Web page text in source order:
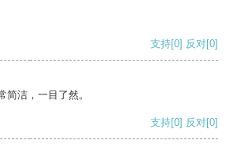
支持[0] 反对[0]
简洁，一目了然。
支持[0] 反对[0]